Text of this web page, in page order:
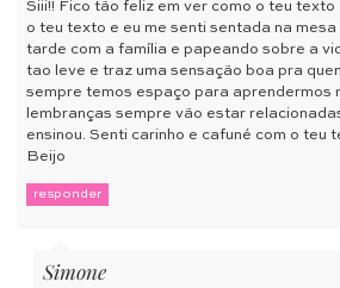
Siii!! Fico tão feliz em ver como o teu texto
o teu texto e eu me senti sentada na
tarde com a família e papeando sobre a
tao leve e traz uma sensação boa pra
sempre temos espaço para aprendermos
lembranças sempre vão estar
ensinou. Senti carinho e cafuné com o teu
Beijo
responder
Simone